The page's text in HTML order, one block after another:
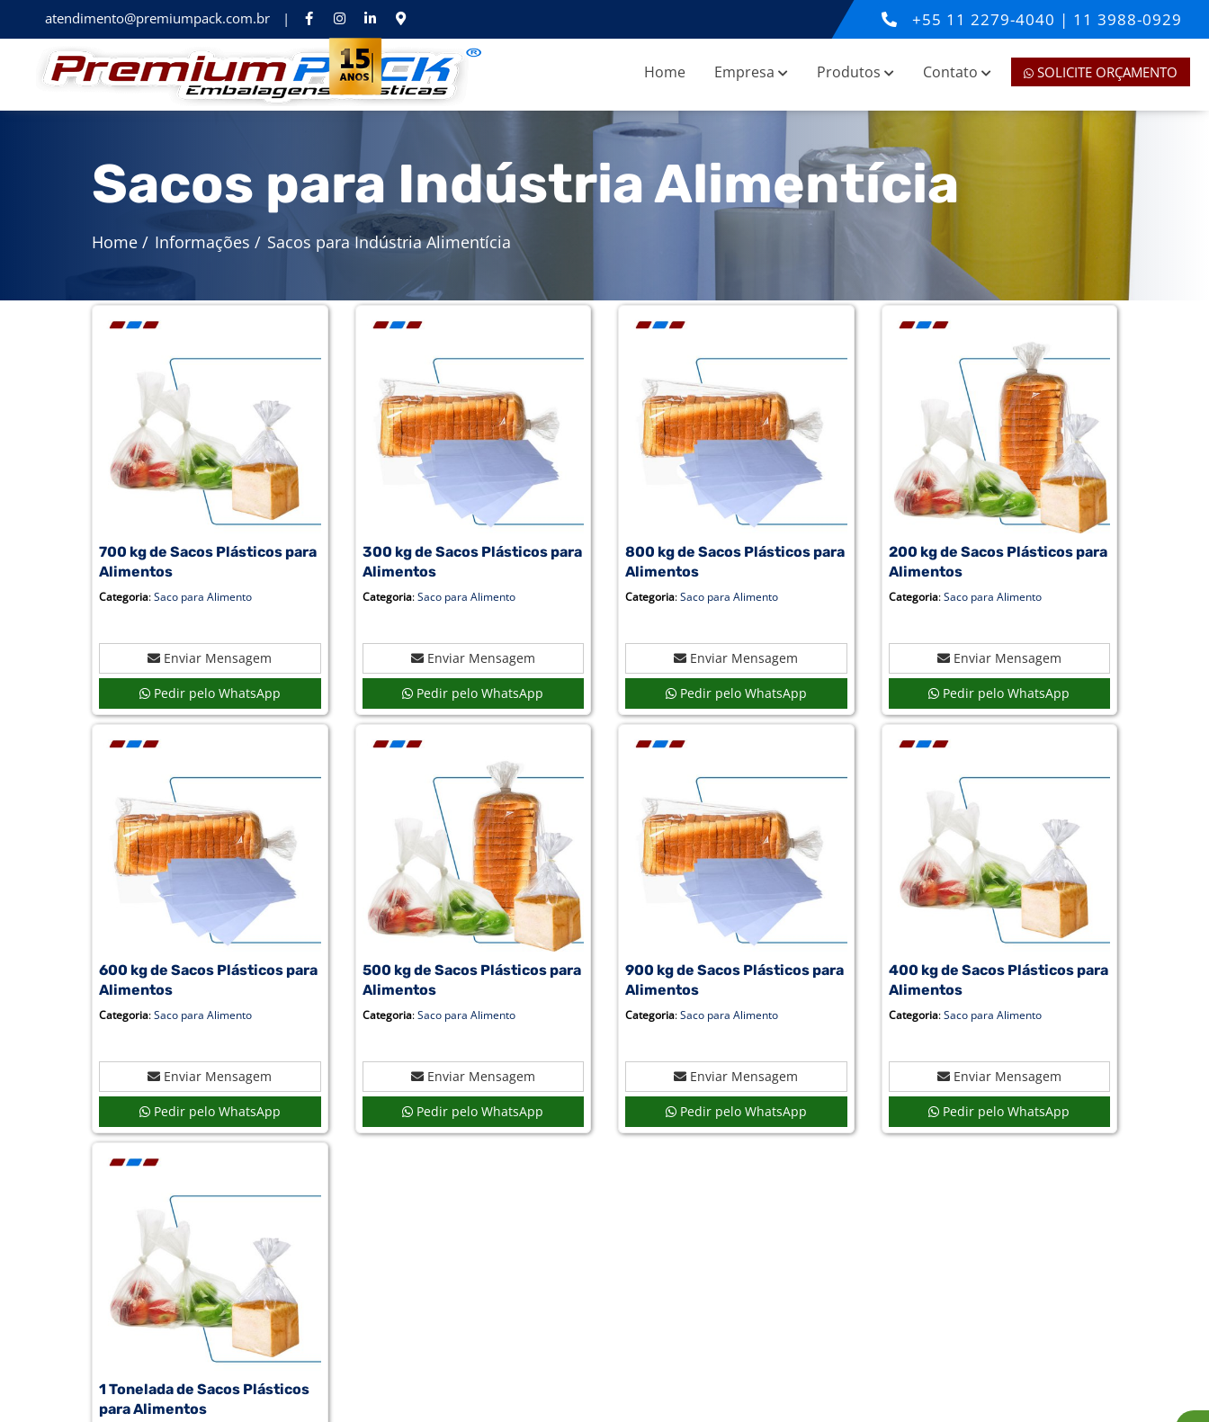
atendimento@premiumpack.com.br | +55 11 2279-4040 | 11 3988-0929
Home Empresa Produtos Contato SOLICITE ORÇAMENTO
Sacos para Indústria Alimentícia
Home / Informações / Sacos para Indústria Alimentícia
700 kg de Sacos Plásticos para
Alimentos
Categoria:Saco para Alimento
Enviar Mensagem
Pedir pelo WhatsApp
300 kg de Sacos Plásticos para
Alimentos
Categoria:Saco para Alimento
Enviar Mensagem
Pedir pelo WhatsApp
800 kg de Sacos Plásticos para
Alimentos
Categoria:Saco para Alimento
Enviar Mensagem
Pedir pelo WhatsApp
200 kg de Sacos Plásticos para
Alimentos
Categoria:Saco para Alimento
Enviar Mensagem
Pedir pelo WhatsApp
600 kg de Sacos Plásticos para
Alimentos
Categoria:Saco para Alimento
Enviar Mensagem
Pedir pelo WhatsApp
500 kg de Sacos Plásticos para
Alimentos
Categoria:Saco para Alimento
Enviar Mensagem
Pedir pelo WhatsApp
900 kg de Sacos Plásticos para
Alimentos
Categoria:Saco para Alimento
Enviar Mensagem
Pedir pelo WhatsApp
400 kg de Sacos Plásticos para
Alimentos
Categoria:Saco para Alimento
Enviar Mensagem
Pedir pelo WhatsApp
1 Tonelada de Sacos Plásticos
para Alimentos